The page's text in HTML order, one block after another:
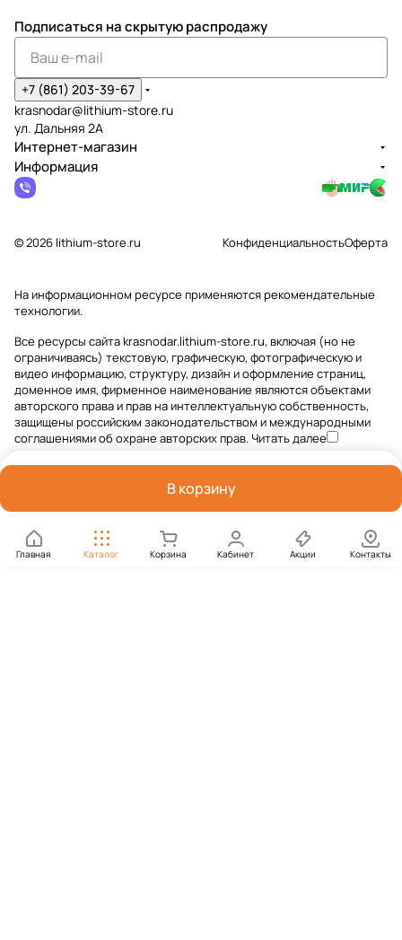
В корзину
Главная Каталог Корзина Кабинет Акции Контакты
Подписаться на скрытую распродажу
+7 (861) 203-39-67
krasnodar@lithium-store.ru
ул. Дальняя 2А
Интернет-магазин
Информация
© 2026 lithium-store.ru КонфиденциальностьОферта
На информационном ресурсе применяютсярекомендательные
технологии.
Все ресурсы сайта krasnodar.lithium-store.ru, включая (но не
ограничиваясь) текстовую, графическую, фотографическую и
видео информацию, структуру, дизайн и оформление страниц,
доменное имя, фирменное наименование являются объектами
авторского права и прав на интеллектуальную собственность,
защищены российским законодательством и международными
соглашениями об охране авторских прав.Читать далее